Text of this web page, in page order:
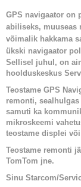
GPS navigaator on
abiliseks, muuseas
võimalik hakkama
ükski navigaator
Sellisel juhul, on
hoolduskeskus
Teostame GPS
remonti,
samuti ka
mikroskeemi
teostame displei
Teostame remonti
TomTom jne.
Sinu Starcom/